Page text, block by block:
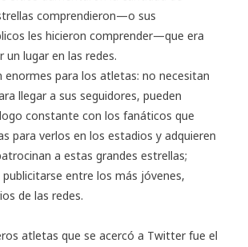
comprendieron—o sus
les hicieron comprender—que era
lugar en las redes.
enormes para los atletas: no necesitan
llegar a sus seguidores, pueden
constante con los fanáticos que
para verlos en los estadios y adquieren
a estas grandes estrellas;
entre los más jóvenes,
de las redes.
atletas que se acercó a Twitter fue el